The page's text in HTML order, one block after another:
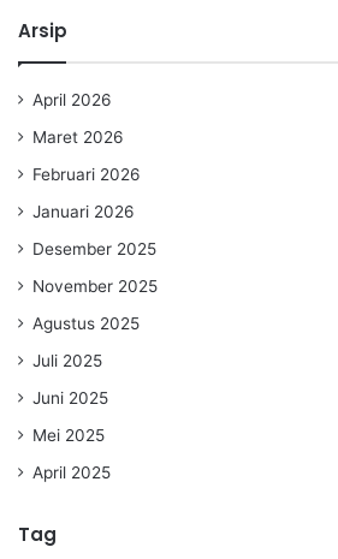
Arsip
April 2026
Maret 2026
Februari 2026
Januari 2026
Desember 2025
November 2025
Agustus 2025
Juli 2025
Juni 2025
Mei 2025
April 2025
Tag